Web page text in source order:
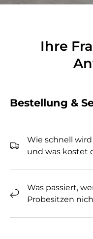
Ihre
Bestellung &
Wie schnell
und was kostet
Was passiert,
Probesitzen